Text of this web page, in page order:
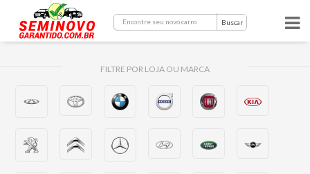
Buscar
FILTRE POR LOJA OU MARCA